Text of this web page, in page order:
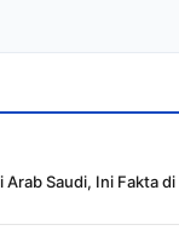
Arab Saudi, Ini Fakta di